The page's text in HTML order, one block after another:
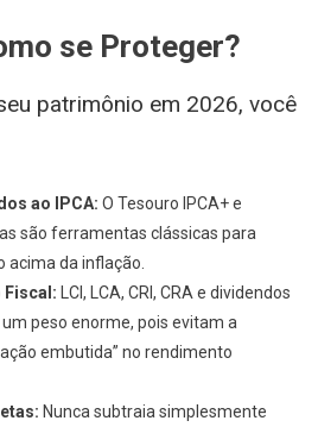
se Proteger?
patrimônio em 2026, você
ao IPCA: O Tesouro IPCA+ e
são ferramentas clássicas para
acima da inflação.
Fiscal: LCI, LCA, CRI, CRA e dividendos
peso enorme, pois evitam a
embutida” no rendimento
Nunca subtraia simplesmente